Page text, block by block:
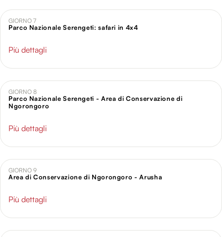
nostri partner che si occupano di analisi dei dati web,
pubblicità e social media, i quali potrebbero combinarle
raccolto dal tuo utilizzo dei loro servizi.
GIORNO 7
Parco Nazionale Serengeti: safari in 4x4
Più dettagli
GIORNO 8
Parco Nazionale Serengeti - Area di Conservazione di
Ngorongoro
Più dettagli
GIORNO 9
Area di Conservazione di Ngorongoro - Arusha
Più dettagli